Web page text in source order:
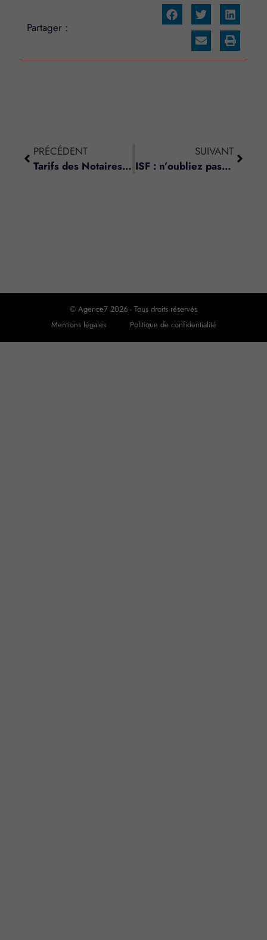
Partager :
PRÉCÉDENT
Tarifs des Notaires – Prestations relatives aux contrats et conventions liés à l’activité économique – 2016
SUIVANT
ISF : n’oubliez pas vos comptes courants !
© Agence7 2026 - Tous droits réservés
Mentions légales
Politique de confidentialité